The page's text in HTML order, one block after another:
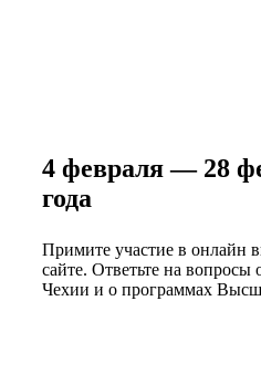
4 февраля — 28
года
Примите участие в онлайн
сайте. Ответьте на вопросы
Чехии и о программах